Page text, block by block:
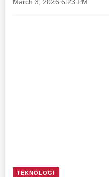
March 3, 2026 6:23 PM
TEKNOLOGI